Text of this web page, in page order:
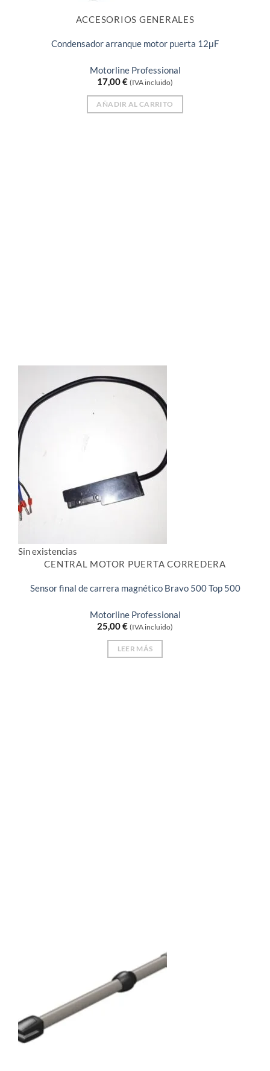
ACCESORIOS GENERALES
Condensador arranque motor puerta 12μF
Motorline Professional
17,00€ (IVA incluido)
AÑADIR AL CARRITO
Sin existencias
CENTRAL MOTOR PUERTA CORREDERA
Sensor final de carrera magnético Bravo 500 Top 500
Motorline Professional
25,00€ (IVA incluido)
LEER MÁS